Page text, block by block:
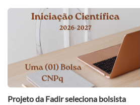
Projeto da Fadir seleciona bolsista